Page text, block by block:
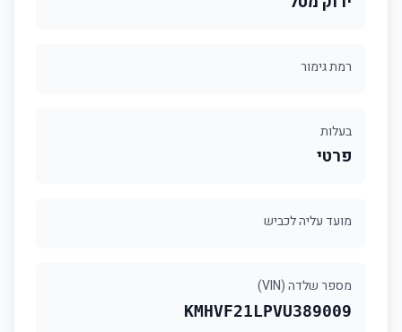
רמת גימור
בעלות
פרטי
מועד עליה לכביש
מספר שלדה (VIN)
KMHVF21LPVU389009